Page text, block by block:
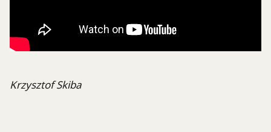
Krzysztof Skiba